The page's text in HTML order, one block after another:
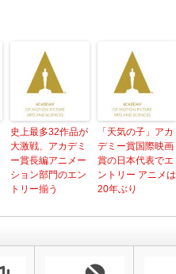
史上最多32作品が
大激戦、アカデミ
ー賞長編アニメー
ション部門のエン
トリー揃う
「天気の子」アカ
デミー賞国際映画
賞の日本代表でエ
ントリー アニメは
20年ぶり